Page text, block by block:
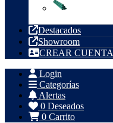
Destacados
Showroom
CREAR CUENTA
Login
Categorías
Alertas
0 Deseados
0 Carrito